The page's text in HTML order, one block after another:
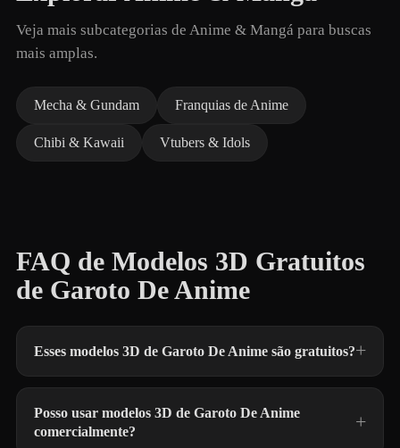
Veja mais subcategorias de Anime & Mangá para buscas
mais amplas.
Mecha & Gundam Franquias de Anime
Chibi & Kawaii Vtubers & Idols
FAQ de Modelos 3D Gratuitos
de Garoto De Anime
Esses modelos 3D de Garoto De Anime são gratuitos?
Posso usar modelos 3D de Garoto De Anime
comercialmente?